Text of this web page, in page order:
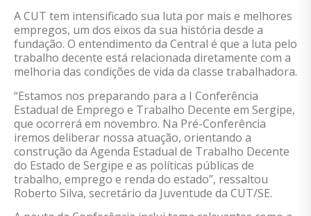
A CUT tem intensificado sua luta por mais e melhores
empregos, um dos eixos da sua história desde a
fundação. O entendimento da Central é que a luta pelo
trabalho decente está relacionada diretamente com a
melhoria das condições de vida da classe trabalhadora.
“Estamos nos preparando para a I Conferência
Estadual de Emprego e Trabalho Decente em Sergipe,
que ocorrerá em novembro. Na Pré-Conferência
iremos deliberar nossa atuação, orientando a
construção da Agenda Estadual de Trabalho Decente
do Estado de Sergipe e as políticas públicas de
trabalho, emprego e renda do estado”, ressaltou
Roberto Silva, secretário da Juventude da CUT/SE.